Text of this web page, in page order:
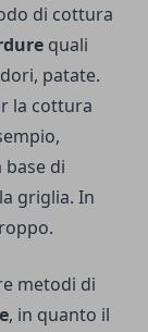
di cottura
quali
patate.
la cottura
di
griglia. In
metodi di
, in quanto il